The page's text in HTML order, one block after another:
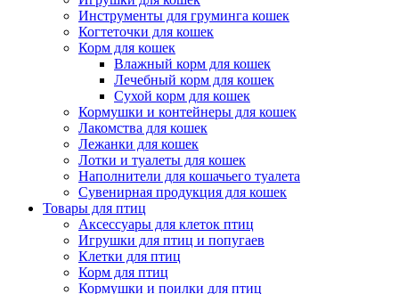
Инструменты для груминга кошек
Когтеточки для кошек
Корм для кошек
Влажный корм для кошек
Лечебный корм для кошек
Сухой корм для кошек
Кормушки и контейнеры для кошек
Лакомства для кошек
Лежанки для кошек
Лотки и туалеты для кошек
Наполнители для кошачьего туалета
Сувенирная продукция для кошек
Товары для птиц
Аксессуары для клеток птиц
Игрушки для птиц и попугаев
Клетки для птиц
Корм для птиц
Кормушки и поилки для птиц